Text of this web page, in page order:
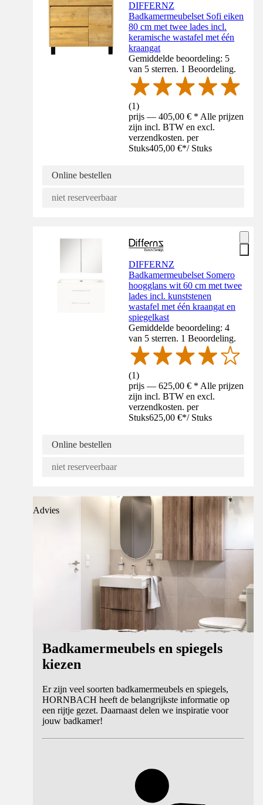
DIFFERNZ
Badkamermeubelset Sofi eiken
80 cm met twee lades incl.
keramische wastafel met één
kraangat
Gemiddelde beoordeling: 5
van 5 sterren. 1 Beoordeling.
(1)
prijs — 405,00 € * Alle prijzen
zijn incl. BTW en excl.
verzendkosten. per
Stuks405,00 €*/ Stuks
Online bestellen
niet reserveerbaar
DIFFERNZ
Badkamermeubelset Somero
hoogglans wit 60 cm met twee
lades incl. kunststenen
wastafel met één kraangat en
spiegelkast
Gemiddelde beoordeling: 4
van 5 sterren. 1 Beoordeling.
(1)
prijs — 625,00 € * Alle prijzen
zijn incl. BTW en excl.
verzendkosten. per
Stuks625,00 €*/ Stuks
Online bestellen
niet reserveerbaar
Advies
Badkamermeubels en spiegels
kiezen
Er zijn veel soorten badkamermeubels en spiegels,
HORNBACH heeft de belangrijkste informatie op
een rijtje gezet. Daarnaast delen we inspiratie voor
jouw badkamer!